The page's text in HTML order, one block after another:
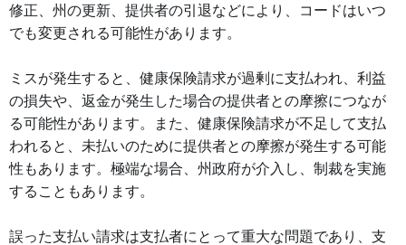
修正、州の更新、提供者の引退などにより、コードはいつ
でも変更される可能性があります。
ミスが発生すると、健康保険請求が過剰に支払われ、利益
の損失や、返金が発生した場合の提供者との摩擦につなが
る可能性があります。また、健康保険請求が不足して支払
われると、未払いのために提供者との摩擦が発生する可能
性もあります。極端な場合、州政府が介入し、制裁を実施
することもあります。
誤った支払い請求は支払者にとって重大な問題であり、支